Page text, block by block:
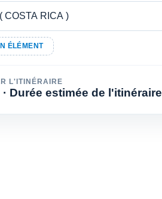
ÉLÉMENT
L'ITINÉRAIRE
· Durée estimée de l'itinéraire